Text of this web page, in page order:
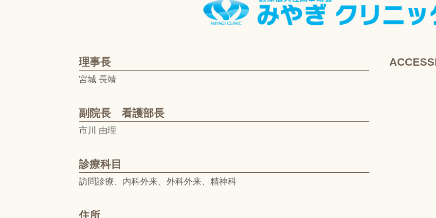
理事長
宮城 長靖
副院長 看護部長
市川 由理
診療科目
訪問診療、内科外来、外科外来、精神科
住所